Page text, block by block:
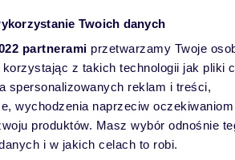
Twoich danych
partnerami przetwarzamy Twoje
korzystając z takich technologii jak pliki
spersonalizowanych reklam i treści,
wychodzenia naprzeciw oczekiwaniom
produktów. Masz wybór odnośnie
i w jakich celach to robi.
Przestronne 90m² z ogródkiem i garażem w
1 320